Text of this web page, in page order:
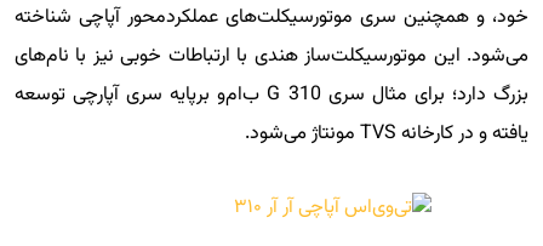
خود، و همچنین سری موتورسیکلت‌های عملکردمحور آپاچی شناخته
می‌شود. این موتورسیکلت‌ساز هندی با ارتباطات خوبی نیز با نام‌های
بزرگ دارد؛ برای مثال سری G 310 ب‌ام‌و برپایه سری آپارچی توسعه
یافته و در کارخانه TVS مونتاژ می‌شود.